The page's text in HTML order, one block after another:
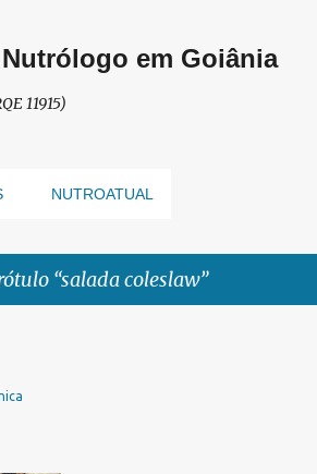
em Goiânia
11915)
NUTROATUAL
salada coleslaw